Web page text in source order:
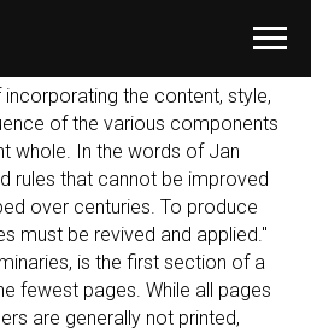
the content, style,
of the various components
whole. In the words of Jan
rules that cannot be improved
over centuries. To produce
must be revived and applied."
is the first section of a
fewest pages. While all pages
are generally not printed,